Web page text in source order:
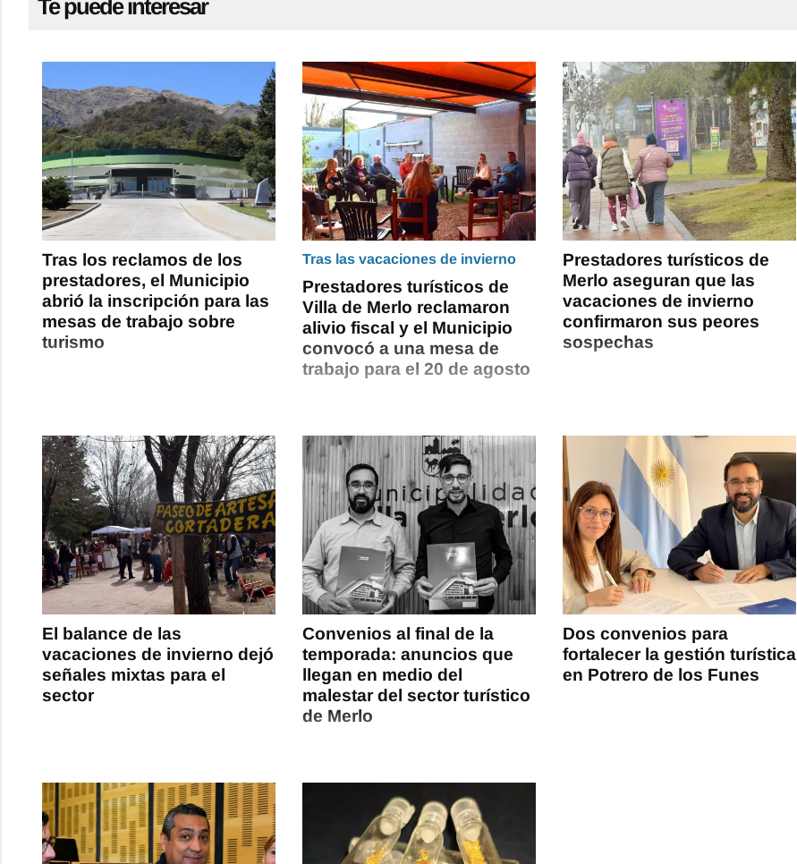
Te puede interesar
Tras los reclamos de los
prestadores, el Municipio
abrió la inscripción para las
mesas de trabajo sobre
turismo
Tras las vacaciones de invierno
Prestadores turísticos de
Villa de Merlo reclamaron
alivio fiscal y el Municipio
convocó a una mesa de
trabajo para el 20 de agosto
Prestadores turísticos de
Merlo aseguran que las
vacaciones de invierno
confirmaron sus peores
sospechas
El balance de las
vacaciones de invierno dejó
señales mixtas para el
sector
Convenios al final de la
temporada: anuncios que
llegan en medio del
malestar del sector turístico
de Merlo
Dos convenios para
fortalecer la gestión turística
en Potrero de los Funes